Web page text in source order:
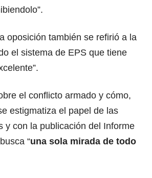
oposición también se refirió a la
el sistema de EPS que tiene
el conflicto armado y cómo,
estigmatiza el papel de las
y con la publicación del Informe
“una sola mirada de todo